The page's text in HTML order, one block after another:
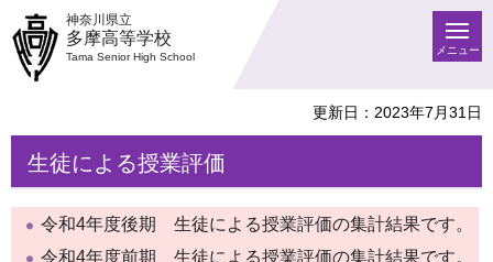
神奈川県立
多摩高等学校
Tama Senior High School
メニュー
更新日：2023年7月31日
生徒による授業評価​​​​​​
令和4年度後期 生徒による授業評価の集計結果です。
令和4年度前期 生徒による授業評価の集計結果です。